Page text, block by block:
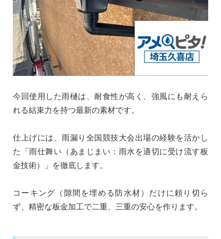
今回使用した雨樋は、耐食性が高く、強風にも耐えら
れる結束力を持つ最新の素材です。
仕上げには、雨漏り全国競技大会出場の経験を活かし
た「雨仕舞い（あまじまい：雨水を適切に受け流す板
金技術）」を徹底します。
コーキング（隙間を埋める防水材）だけに頼り切ら
ず、精密な板金加工で二重、三重の安心を作ります。